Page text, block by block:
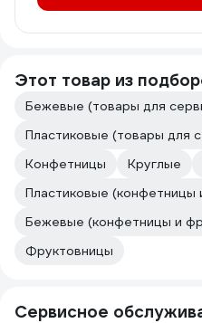
Этот товар из
Бежевые (товары для
Пластиковые (товары для
Конфетницы
Круглые
Пластиковые (конфетницы
Бежевые (конфетницы и
Фруктовницы
Сервисное